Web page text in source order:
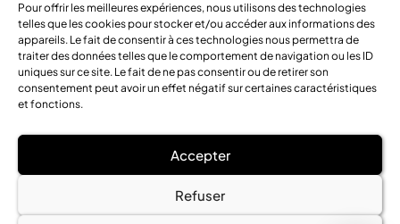
Pour offrir les meilleures expériences, nous utilisons des technologies
telles que les cookies pour stocker et/ou accéder aux informations des
appareils. Le fait de consentir à ces technologies nous permettra de
traiter des données telles que le comportement de navigation ou les ID
uniques sur ce site. Le fait de ne pas consentir ou de retirer son
consentement peut avoir un effet négatif sur certaines caractéristiques
et fonctions.
Accepter
Refuser
remboursement
FAQ
Mentions
légales
mail.
Ou
contactez
nous
par
:
0354952120